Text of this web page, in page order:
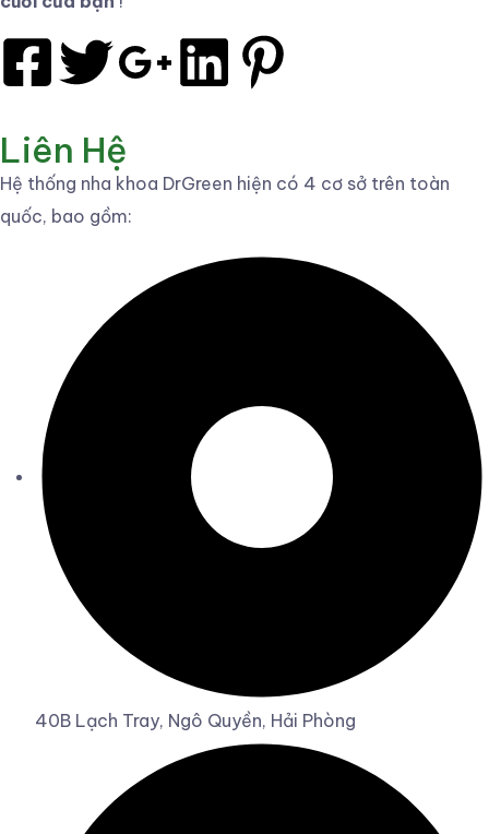
Liên Hệ
Hệ thống nha khoa DrGreen hiện có 4 cơ sở trên toàn
quốc, bao gồm:
40B Lạch Tray, Ngô Quyền, Hải Phòng